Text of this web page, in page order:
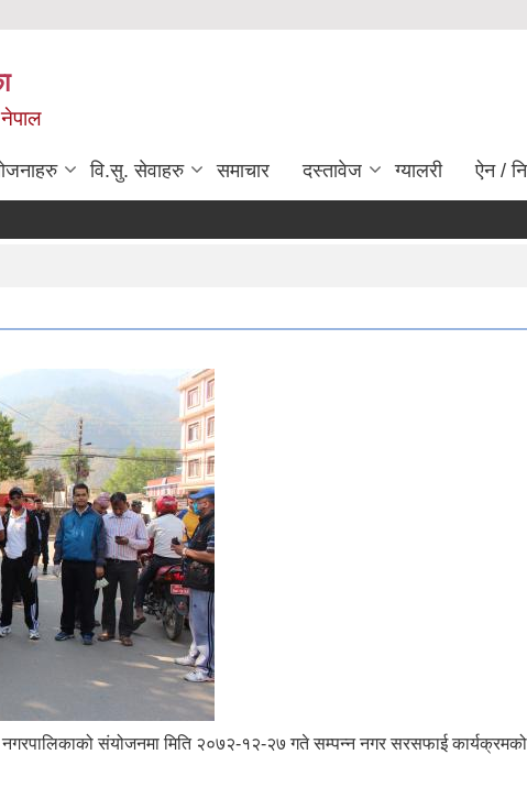
वि.सु. सेवाहरु समाचार दस्तावेज ग्यालरी ऐन /
संयोजनमा मिति २०७२-१२-२७ गते सम्पन्न नगर सरसफाई